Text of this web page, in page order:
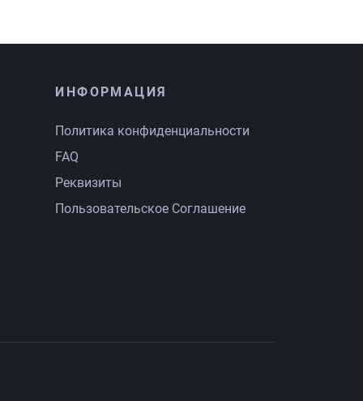
ИНФОРМАЦИЯ
Политика конфиденциальности
FAQ
Реквизиты
Пользовательское Соглашение